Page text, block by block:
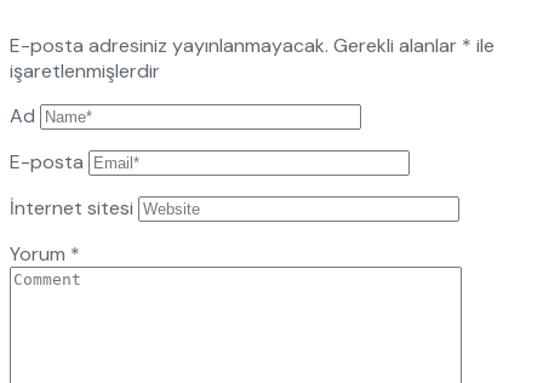
E-posta adresiniz yayınlanmayacak. Gerekli alanlar * ile
işaretlenmişlerdir
Ad
E-posta
İnternet sitesi
Yorum *